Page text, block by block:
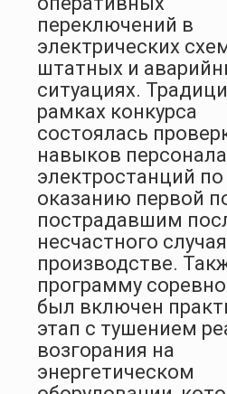
переключений в
электрических
штатных и
ситуациях.
рамках конкурса
состоялась
навыков персонала
электростанций по
оказанию первой
пострадавшим
несчастного
производстве.
программу
был включен
этап с тушением
возгорания на
энергетическом